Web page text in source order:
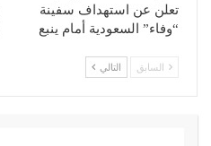
تعلن عن استهداف سفينة
“وفاء” السعودية أمام ينبع
السابق التالي